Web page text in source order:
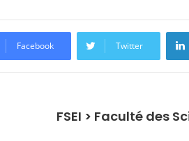
Facebook Twitter
FSEI > Faculté des